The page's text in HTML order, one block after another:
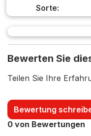
Sorte:
Bewerten Sie
Teilen Sie Ihre
Bewertung
0 von Bewertungen